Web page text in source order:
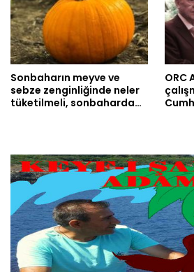
Sonbaharın meyve ve
sebze zenginliğinde neler
tüketilmeli, sonbaharda…
ORC